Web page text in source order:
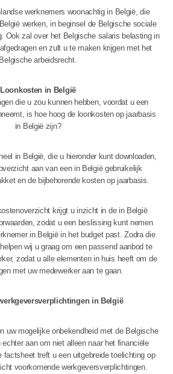
werknemers woonachtig in België, die
werken, in beginsel de Belgische sociale
Ook zal over het Belgische salaris belasting in
en zult u te maken krijgen met het
Belgische arbeidsrecht.
Loonkosten in België
die u zou kunnen hebben, voordat u een
is hoe hoog de loonkosten op jaarbasis
in België zijn?
in België, die u hieronder kunt downloaden,
aan van een in België gebruikelijk
en de bijbehorende kosten op jaarbasis.
krijgt u inzicht in de in België
zodat u een beslissing kunt nemen
in België in het budget past. Zodra die
wij u graag om een passend aanbod te
zodat u alle elementen in huis heeft om de
met uw medewerker aan te gaan.
in België
uw mogelijke onbekendheid met de Belgische
aan om niet alleen naar het financiële
factsheet treft u een uitgebreide toelichting op
voorkomende werkgeversverplichtingen.